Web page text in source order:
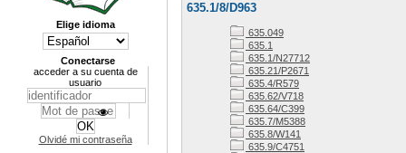
635.1/8/D963
635.049
635.1
635.1/N27712
635.21/P2671
635.4/R579
635.62/V718
635.64/C399
635.7/M5388
635.8/W141
635.9/C4751
Elige idioma
Conectarse
acceder a su cuenta de
usuario
Olvidé mi contraseña